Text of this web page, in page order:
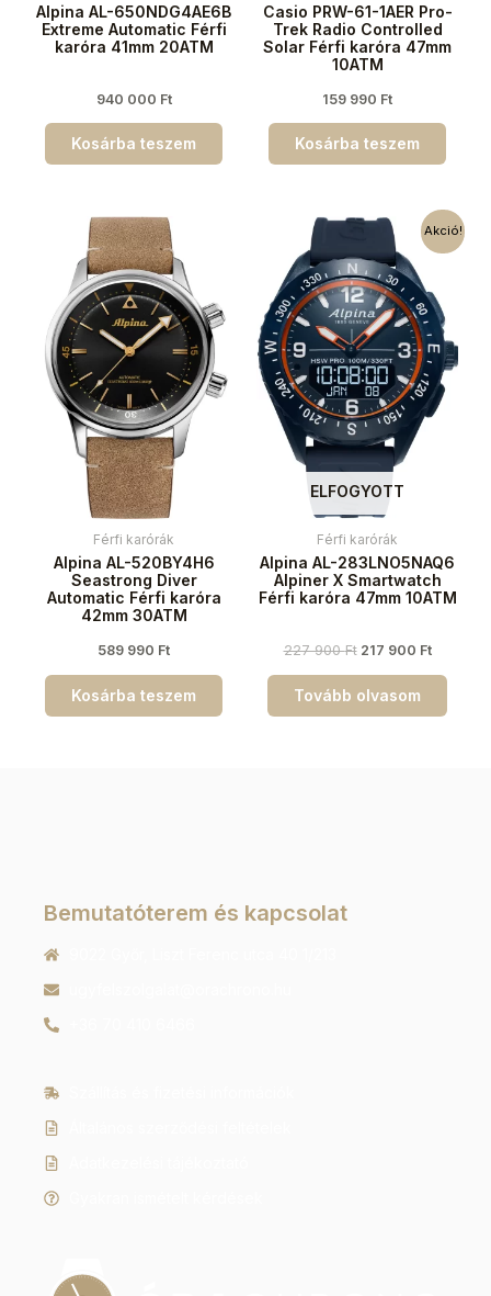
Alpina AL-650NDG4AE6B
Extreme Automatic Férfi
karóra 41mm 20ATM
940 000 Ft
Kosárba teszem
Casio PRW-61-1AER Pro-
Trek Radio Controlled
Solar Férfi karóra 47mm
10ATM
159 990 Ft
Kosárba teszem
Férfi karórák
Alpina AL-520BY4H6
Seastrong Diver
Automatic Férfi karóra
42mm 30ATM
589 990 Ft
Kosárba teszem
Akció!
ELFOGYOTT
Férfi karórák
Alpina AL-283LNO5NAQ6
Alpiner X Smartwatch
Férfi karóra 47mm 10ATM
227 900Ft 217 900 Ft
Tovább olvasom
Bemutatóterem és kapcsolat